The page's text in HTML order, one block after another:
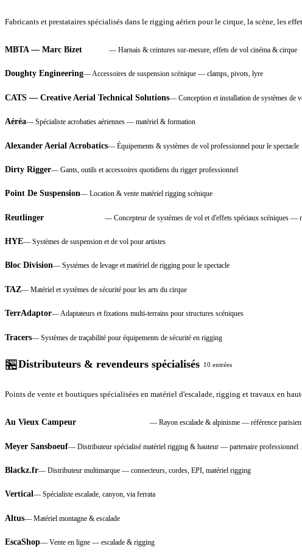
Fabricants et prestataires spécialisés dans le rigging aérien pour le cirque, la scène, les
MBTA — Marc Bizet — Harnais & ceintures sur-mesure, effets de vol cinéma & cirque
Doughty Engineering—Accessoires de suspension scénique — clamps, pivots, lyre
CATS — Creative Aerial Technical Solutions— Conception et installation de systèmes de
Aéréa— Spécialiste acrobaties aériennes — matériel & formation
Alexander Aerial Acrobatics— Équipements & systèmes de vol professionnel pour le spectacle
Dirty Rigger— Gants, outils et accessoires quotidiens du rigger professionnel
Point De Suspension— Location & vente matériel rigging scénique
Reutlinger — Concepteur de systèmes de vol et d'effets spéciaux scéniques —
HYE— Systèmes de suspension et de vol pour artistes
Bloc Division— Systèmes de levage et matériel de rigging pour le spectacle
TAZ— Matériel et systèmes de sécurité pour les arts du cirque
TerrAdaptor—Adaptateurs et fixations multi-terrains pour structures scéniques
Tracers— Systèmes de traçabilité pour équipements de sécurité en rigging
🏪Distributeurs & revendeurs spécialisés 10 entrées
Points de vente et boutiques spécialisées en matériel d'escalade, rigging et travaux en
Au Vieux Campeur — Rayon escalade & alpinisme — référence
Meyer Sansboeuf— Distributeur spécialisé matériel rigging & hauteur — partenaire professionnel
Blackz.fr— Distributeur multimarque — connecteurs, cordes, EPI, matériel rigging
Vertical— Spécialiste escalade, canyon, via ferrata
Altus— Matériel montagne & escalade
EscaShop— Vente en ligne — escalade & rigging